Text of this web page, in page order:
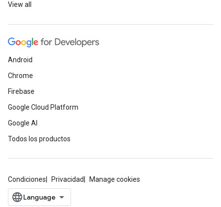
View all
Android
Chrome
Firebase
Google Cloud Platform
Google AI
Todos los productos
Condiciones Privacidad Manage cookies